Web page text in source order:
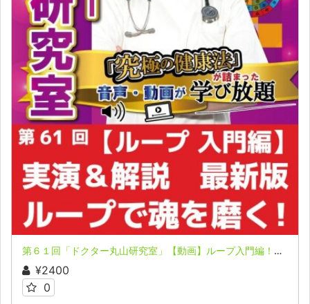
第６１回「ドクター丸山研究室」【動画】ループ入門編！わかりやすい実演＆解説！／人体はホログラフィ!
¥2400
0